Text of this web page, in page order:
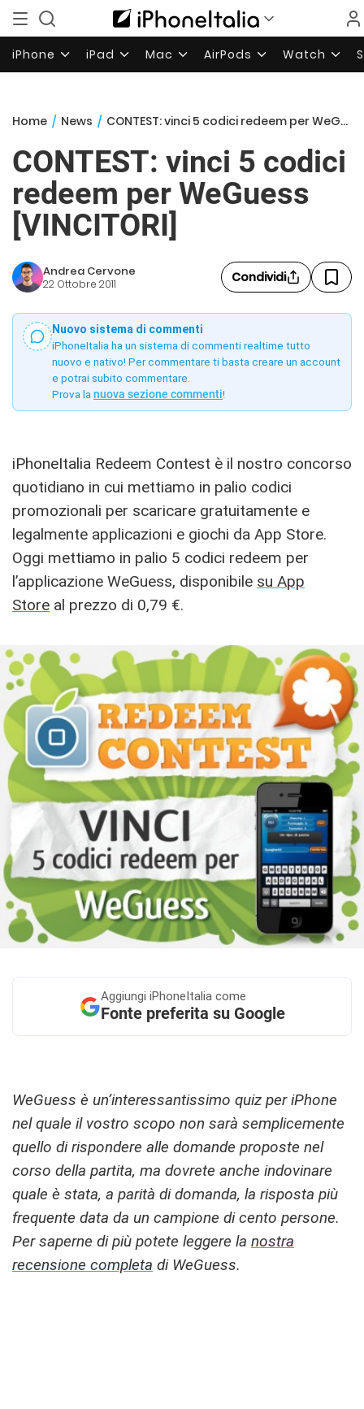
iPhone iPad Mac AirPods Watch
Home / News / CONTEST: vinci 5 codici redeem per WeGuess [VINCITORI]
CONTEST: vinci 5 codici
redeem per WeGuess
[VINCITORI]
Andrea Cervone
22 Ottobre 2011 Condividi
Nuovo sistema di commenti
iPhoneItalia ha un sistema di commenti realtime tutto
nuovo e nativo! Per commentare ti basta creare un account
e potrai subito commentare.
Prova la nuova sezione commenti!
iPhoneItalia Redeem Contest è il nostro concorso
quotidiano in cui mettiamo in palio codici
promozionali per scaricare gratuitamente e
legalmente applicazioni e giochi da App Store.
Oggi mettiamo in palio 5 codici redeem per
l’applicazione WeGuess, disponibile su App
Store al prezzo di 0,79 €.
Aggiungi iPhoneItalia come
Fonte preferita su Google
WeGuess è un’interessantissimo quiz per iPhone
nel quale il vostro scopo non sarà semplicemente
quello di rispondere alle domande proposte nel
corso della partita, ma dovrete anche indovinare
quale è stata, a parità di domanda, la risposta più
frequente data da un campione di cento persone.
Per saperne di più potete leggere la nostra
recensione completa di WeGuess.